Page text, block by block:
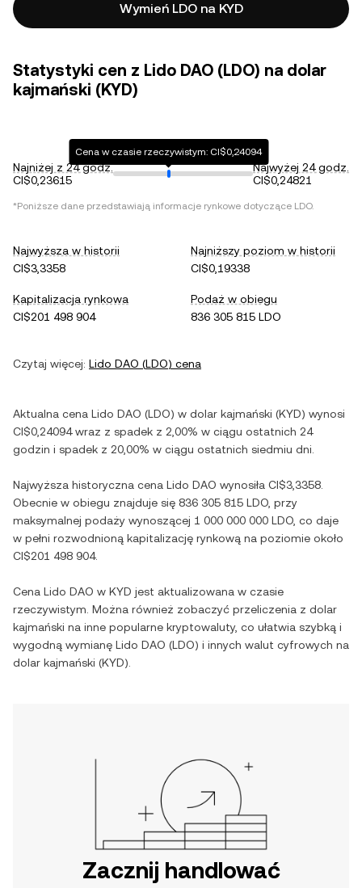
Wymień LDO na KYD
Statystyki cen z Lido DAO (LDO) na dolar
kajmański (KYD)
Najniżej z 24 godz.
CI$0,23615
Cena w czasie rzeczywistym: CI$0,24094
Najwyżej 24 godz.
CI$0,24821
*Poniższe dane przedstawiają informacje rynkowe dotyczące LDO.
Najwyższa w historii
CI$3,3358
Najniższy poziom w historii
CI$0,19338
Kapitalizacja rynkowa
CI$201 498 904
Podaż w obiegu
836 305 815 LDO
Czytaj więcej: Lido DAO (LDO) cena
Aktualna cena Lido DAO (LDO) w dolar kajmański (KYD) wynosi
CI$0,24094wraz z spadek z 2,00% w ciągu ostatnich 24
godzin i spadek z 20,00% w ciągu ostatnich siedmiu dni.
Najwyższa historyczna cena Lido DAO wynosiła CI$3,3358
Obecnie w obiegu znajduje się 836 305 815 LDO , przy
maksymalnej podaży wynoszącej 1 000 000 000 LDO , co daje
w pełni rozwodnioną kapitalizację rynkową na poziomie około
CI$201 498 904.
Cena Lido DAO w KYD jest aktualizowana w czasie
rzeczywistym. Można również zobaczyć przeliczenia z dolar
kajmański na inne popularne kryptowaluty, co ułatwia szybką i
wygodną wymianę Lido DAO (LDO) i innych walut cyfrowych na
dolar kajmański (KYD).
Zacznij handlować